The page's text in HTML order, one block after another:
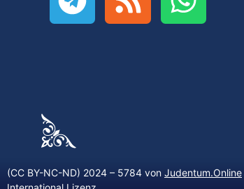
(CC BY-NC-ND) 2024 – 5784 von Judentum.Online